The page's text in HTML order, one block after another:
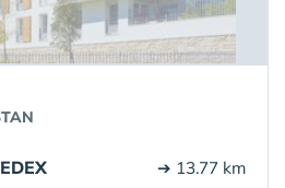
➔ 13.77 km